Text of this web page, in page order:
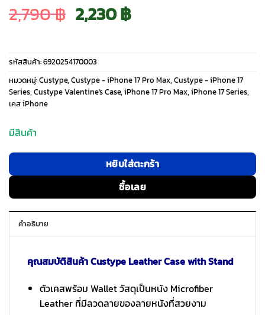
2,790฿ Original
price
was:
2,230฿Current
price
is:
รหัสสินค้า:6920254170003
หมวดหมู่:Custype, Custype - iPhone 17 Pro Max, Custype - iPhone 17
Series, Custype Valentine's Case, iPhone 17 Pro Max, iPhone 17 Series,
เคส iPhone
มีสินค้า
หยิบใส่ตะกร้า
ซื้อเลย
คำอธิบาย
คุณสมบัติสินค้า Custype Leather Case with Stand
ตัวเคสพร้อม Wallet วัสดุเป็นหนัง Microfiber
Leather ที่มีลวดลายของลายหนังที่สวยงาม